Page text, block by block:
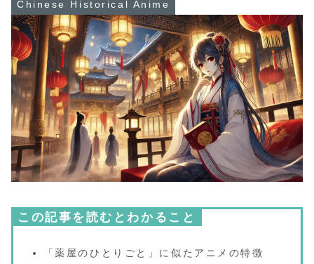
Chinese Historical Anime
この記事を読むとわかること
「薬屋のひとりごと」に似たアニメの特徴